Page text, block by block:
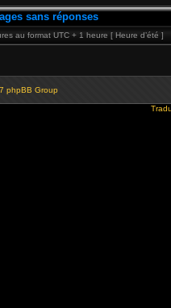
sans réponses
au format UTC + 1 heure [ Heure d’été ]
phpBB Group